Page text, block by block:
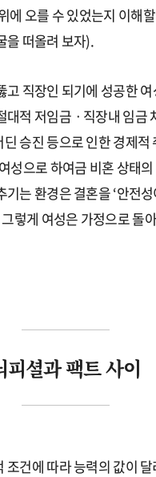
에 오를 수 있었는지 이해
을 떠올려 보자).
고 직장인 되기에 성공한
대적 저임금ㆍ직장내 임금
승진 등으로 인한 경제적
성으로 하여금 비혼 상태
는 환경은 결혼을 ‘안전
렇게 여성은 가정으로 돌
피셜과 팩트 사이
조건에 따라 능력의 값이